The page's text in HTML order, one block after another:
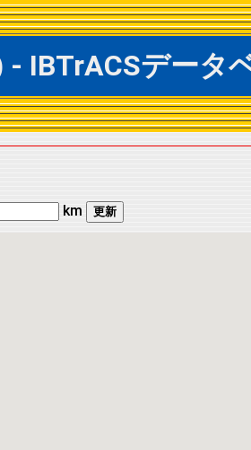
IBTrACSデータ
km